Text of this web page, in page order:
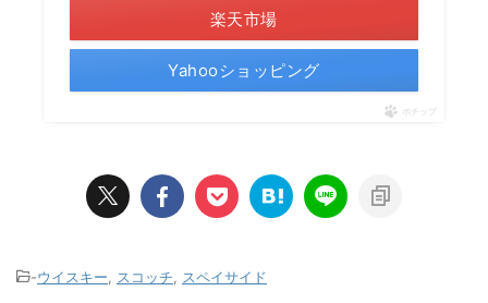
楽天市場
Yahooショッピング
ポチップ
-ウイスキー, スコッチ, スペイサイド